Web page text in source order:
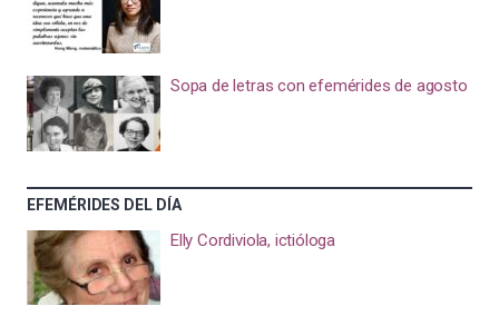
Sopa de letras con efemérides de agosto
EFEMÉRIDES DEL DÍA
Elly Cordiviola, ictióloga